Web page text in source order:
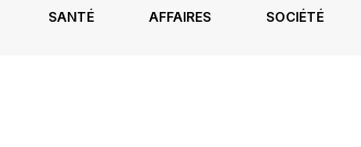
SANTÉ AFFAIRES SOCIÉTÉ